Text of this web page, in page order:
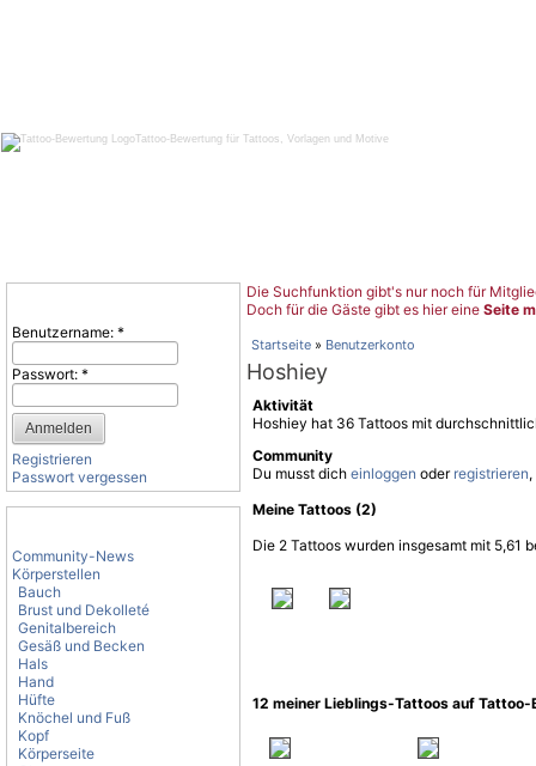
Tattoo-Bewertung für Tattoos, Vorlagen und Motive
Benutzername: *
Passwort: *
Registrieren
Passwort vergessen
Community-News
Körperstellen
Bauch
Brust und Dekolleté
Genitalbereich
Gesäß und Becken
Hals
Hand
Hüfte
Knöchel und Fuß
Kopf
Körperseite
Die Suchfunktion gibt's nur noch für
Doch für die Gäste gibt es hier eine Seite
Startseite » Benutzerkonto
Hoshiey
Aktivität
Hoshiey hat 36 Tattoos mit
Community
Du musst dich einloggen oder registrieren
Meine Tattoos (2)
Die 2 Tattoos wurden insgesamt mit 5,61
12 meiner Lieblings-Tattoos auf